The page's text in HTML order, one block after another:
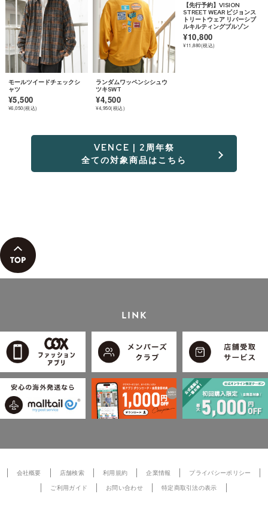
モールツイードチェックシ
ャツ
¥5,500
¥6,050(税込)
ランダムワッペンシシュウ
ツキSWT
¥4,500
¥4,950(税込)
【先行予約】VISION
STREET WEAR ビジョンス
トリートウェア リバーシブ
ルキルティングブルゾン
¥10,800
¥11,880(税込)
VENCE | 2周年祭
全ての対象商品はこちら
LINK
会社概要 店舗検索 利用規約 企業情報 プライバシーポリシー
ご利用ガイド お問い合わせ 特定商取引法の表示